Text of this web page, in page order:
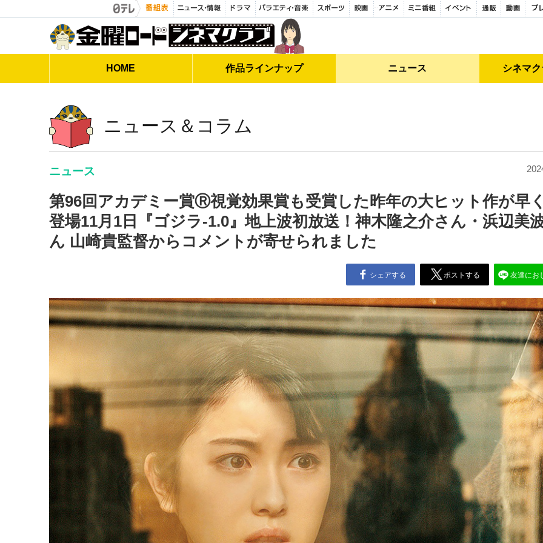
HOME 作品ラインナップ ニュース シネマ
ニュース＆コラム
ニュース
第96回アカデミー賞Ⓡ視覚効果賞も受賞した昨年の大ヒット作が早
登場11月1日『ゴジラ-1.0』地上波初放送！神木隆之介さん・浜辺美
ん 山崎貴監督からコメントが寄せられました
シェアする ポストする 友達にお